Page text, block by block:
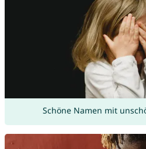
Schöne Namen mit